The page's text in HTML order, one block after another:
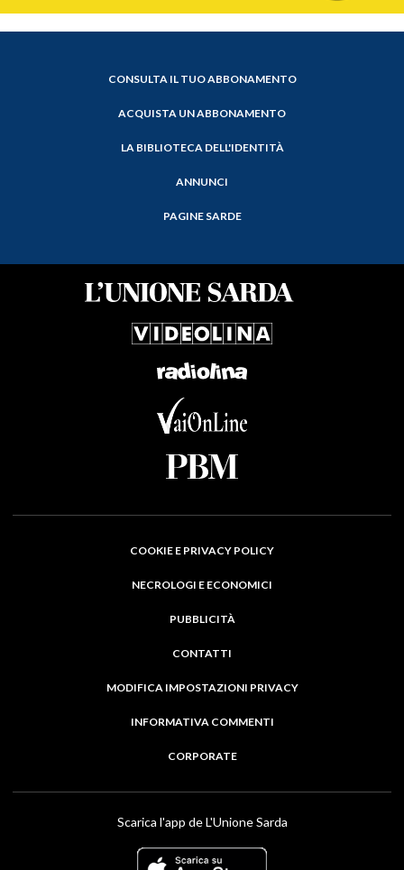
CONSULTA IL TUO ABBONAMENTO
ACQUISTA UN ABBONAMENTO
LA BIBLIOTECA DELL'IDENTITÀ
ANNUNCI
PAGINE SARDE
COOKIE E PRIVACY POLICY
NECROLOGI E ECONOMICI
PUBBLICITÀ
CONTATTI
MODIFICA IMPOSTAZIONI PRIVACY
INFORMATIVA COMMENTI
CORPORATE
Scarica l'app de L'Unione Sarda